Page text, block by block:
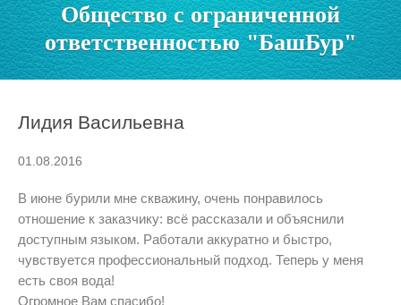
Общество с ограниченной
ответственностью "БашБур"
Лидия Васильевна
01.08.2016
В июне бурили мне скважину, очень понравилось
отношение к заказчику: всё рассказали и объяснили
доступным языком. Работали аккуратно и быстро,
чувствуется профессиональный подход. Теперь у меня
есть своя вода!
Огромное Вам спасибо!